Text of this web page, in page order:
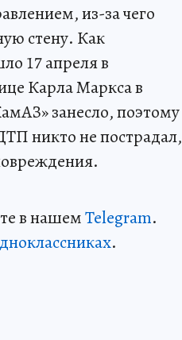
из-за чего
стену. Как
17 апреля в
Карла Маркса в
занесло, поэтому
никто не пострадал,
в нашемTelegram.
.